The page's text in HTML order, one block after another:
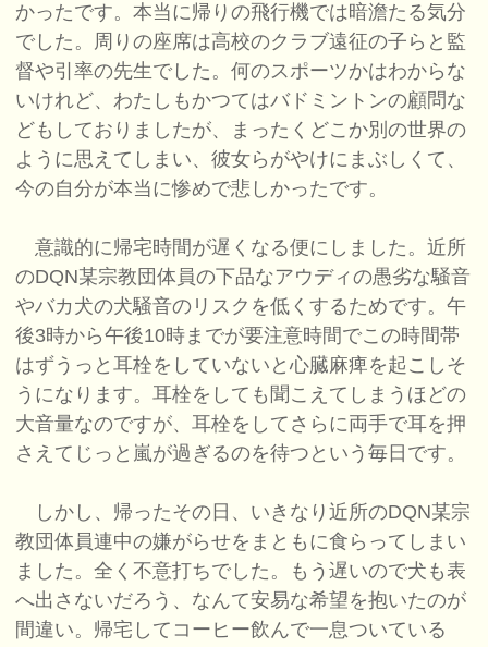
かったです。本当に帰りの飛行機では暗澹たる気分
でした。周りの座席は高校のクラブ遠征の子らと監
督や引率の先生でした。何のスポーツかはわからな
いけれど、わたしもかつてはバドミントンの顧問な
どもしておりましたが、まったくどこか別の世界の
ように思えてしまい、彼女らがやけにまぶしくて、
今の自分が本当に惨めで悲しかったです。
意識的に帰宅時間が遅くなる便にしました。近所
のDQN某宗教団体員の下品なアウディの愚劣な騒音
やバカ犬の犬騒音のリスクを低くするためです。午
後3時から午後10時までが要注意時間でこの時間帯
はずうっと耳栓をしていないと心臓麻痺を起こしそ
うになります。耳栓をしても聞こえてしまうほどの
大音量なのですが、耳栓をしてさらに両手で耳を押
さえてじっと嵐が過ぎるのを待つという毎日です。
しかし、帰ったその日、いきなり近所のDQN某宗
教団体員連中の嫌がらせをまともに食らってしまい
ました。全く不意打ちでした。もう遅いので犬も表
へ出さないだろう、なんて安易な希望を抱いたのが
間違い。帰宅してコーヒー飲んで一息ついている